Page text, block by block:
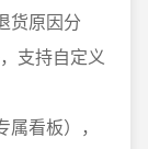
货原因分
支持自定义
看板），